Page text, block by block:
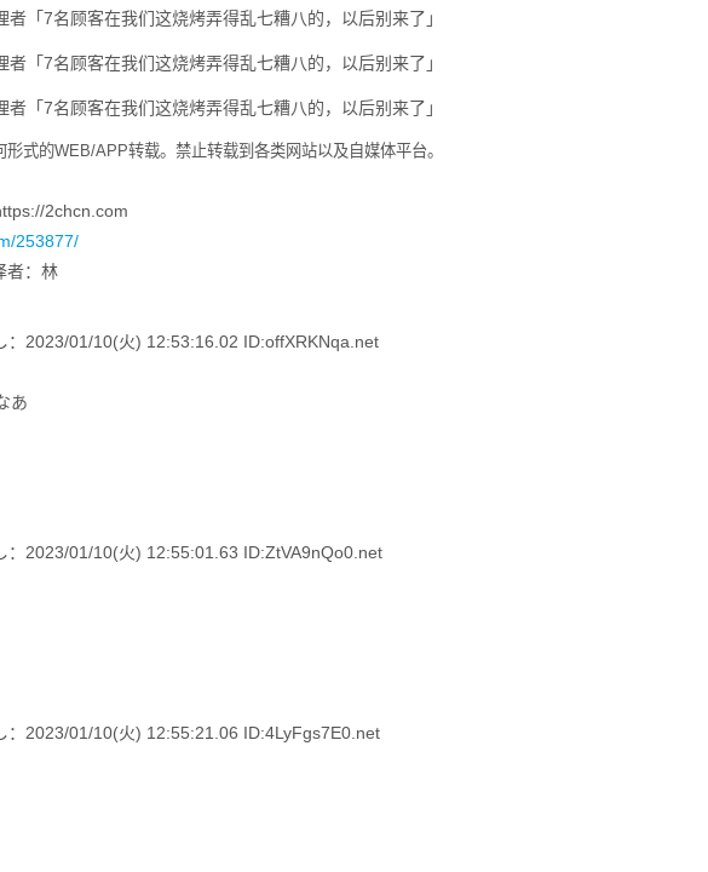
式的WEB/APP转载。禁止转载到各类网站以及自媒体平台。
2chcn.com
253877/
者：林
：2023/01/10(火) 12:53:16.02 ID:offXRKNqa.net
あ
：2023/01/10(火) 12:55:01.63 ID:ZtVA9nQo0.net
：2023/01/10(火) 12:55:21.06 ID:4LyFgs7E0.net